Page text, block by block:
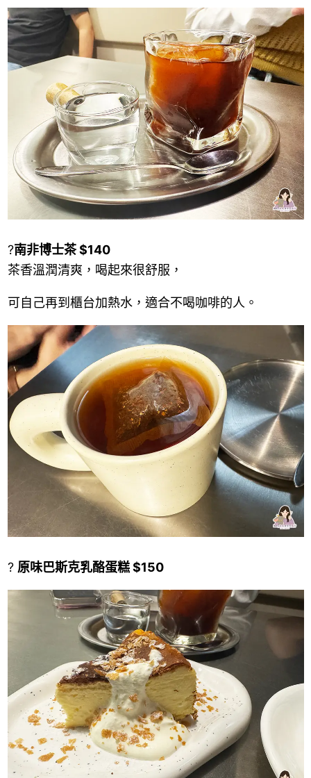
?南非博士茶 $140
茶香溫潤清爽，喝起來很舒服，
可自己再到櫃台加熱水，適合不喝咖啡的人。
? 原味巴斯克乳酪蛋糕 $150